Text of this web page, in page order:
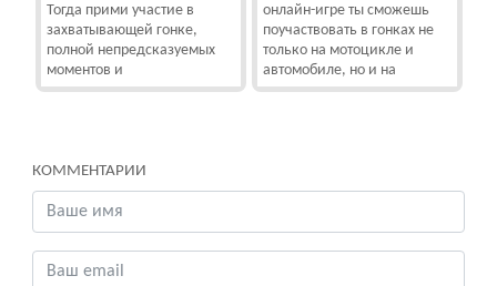
Тогда прими участие в
захватывающей гонке,
полной непредсказуемых
моментов и
онлайн-игре ты сможешь
поучаствовать в гонках не
только на мотоцикле и
автомобиле, но и на
КОММЕНТАРИИ